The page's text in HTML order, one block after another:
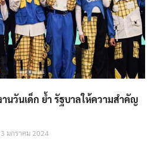
านวันเด็ก ย้ำ รัฐบาลให้ความสำคัญ
มกราคม 2024